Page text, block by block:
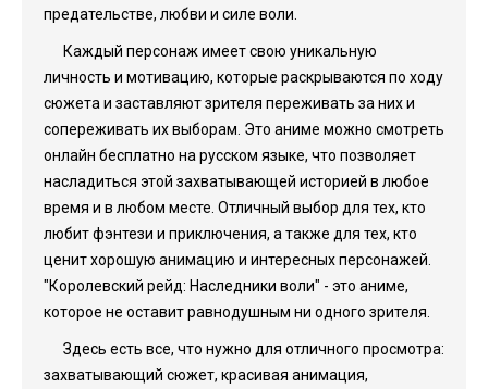
предательстве, любви и силе воли.
Каждый персонаж имеет свою уникальную
личность и мотивацию, которые раскрываются по ходу
сюжета и заставляют зрителя переживать за них и
сопереживать их выборам. Это аниме можно смотреть
онлайн бесплатно на русском языке, что позволяет
насладиться этой захватывающей историей в любое
время и в любом месте. Отличный выбор для тех, кто
любит фэнтези и приключения, а также для тех, кто
ценит хорошую анимацию и интересных персонажей.
"Королевский рейд: Наследники воли" - это аниме,
которое не оставит равнодушным ни одного зрителя.
Здесь есть все, что нужно для отличного просмотра:
захватывающий сюжет, красивая анимация,